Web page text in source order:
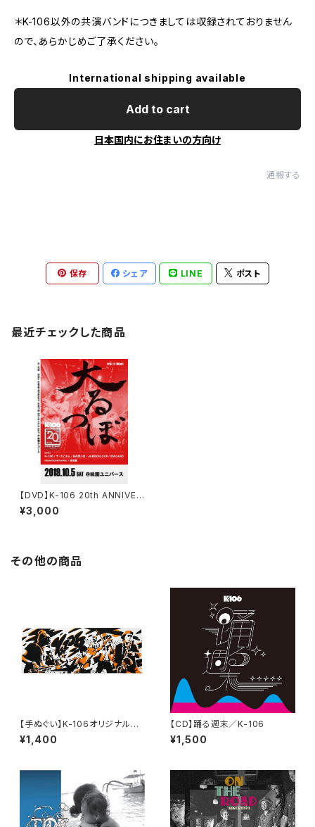
＊K-106以外の共演バンドにつきましては収録されておりません
ので、あらかじめご了承ください。
International shipping available
Add to cart
日本国内にお住まいの方向け
通報する
保存 シェア LINE ポスト
最近チェックした商品
【DVD】K-106 20th ANNIVER
SARY 大るつぼ LIVE DVD
¥3,000
その他の商品
【手ぬぐい】K-106オリジナル手
ぬぐい
¥1,400
【CD】踊る週末／K-106
¥1,500